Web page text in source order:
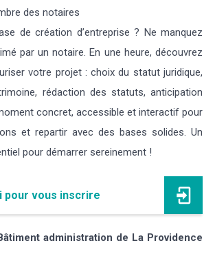
des notaires
de création d’entreprise ? Ne manquez
par un notaire. En une heure, découvrez
votre projet : choix du statut juridique,
rédaction des statuts, anticipation
concret, accessible et interactif pour
et repartir avec des bases solides. Un
pour démarrer sereinement !
pour vous inscrire
administration de La Providence